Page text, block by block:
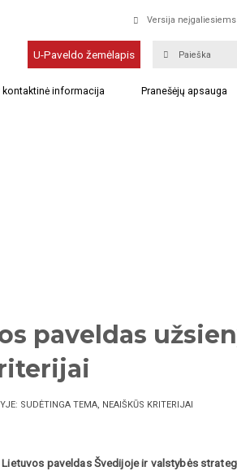
Versija neįgaliesiems
U-Paveldo žemėlapis
kontaktinė informacija Pranešėjų apsauga
paveldas
SUDĖTINGA TEMA, NEAIŠKŪS KRITERIJAI
paveldas Švedijoje ir valstybės